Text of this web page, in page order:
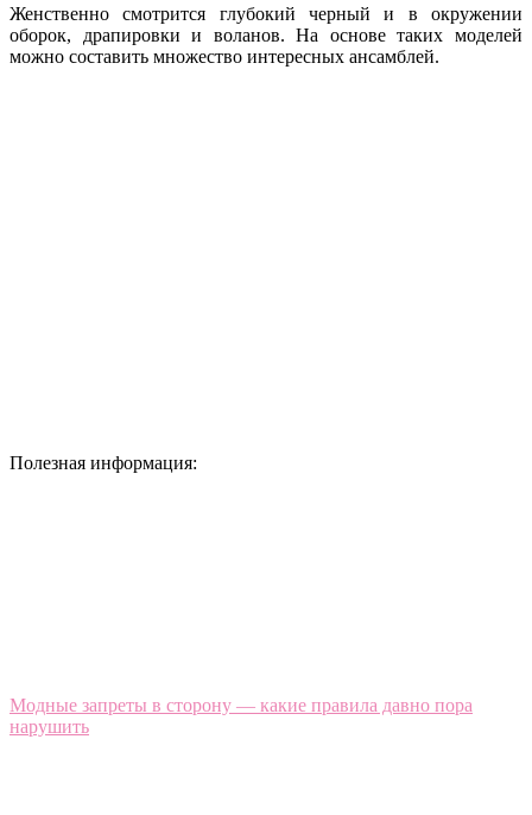
Женственно смотрится глубокий черный и в окружении
оборок, драпировки и воланов. На основе таких моделей
можно составить множество интересных ансамблей.
Полезная информация:
Модные запреты в сторону — какие правила давно пора
нарушить